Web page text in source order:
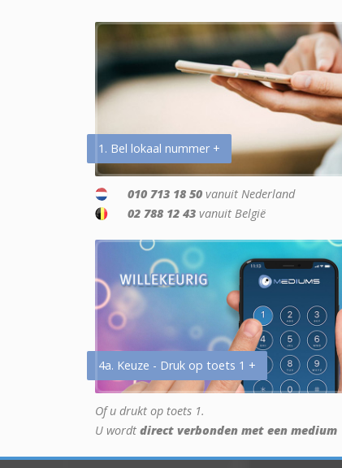
1. Bel lokaal nummer +
010 713 18 50 vanuit Nederland
02 788 12 43 vanuit België
4a. Keuze - Druk op toets 1 +
Of u drukt op toets 1.
U wordt direct verbonden met een medium